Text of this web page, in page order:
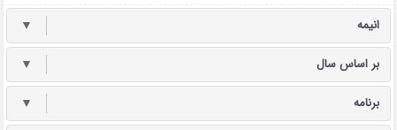
انیمه ▼
بر اساس سال ▼
برنامه ▼